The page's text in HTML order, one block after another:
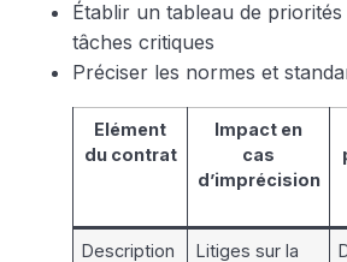
Établir un tableau de
tâches critiques
Préciser les normes et
Elément
du contrat
Impact en
cas
d’imprécision
Description
Litiges sur la